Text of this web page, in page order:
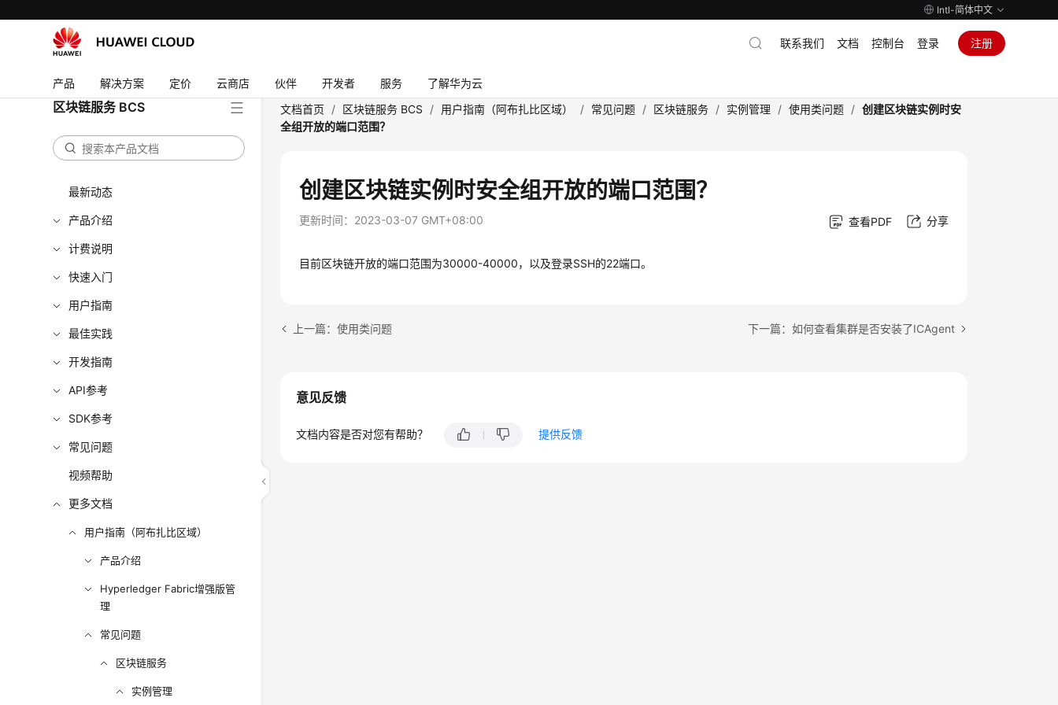
Intl-简体中文
产品 解决方案 定价 云商店 伙伴 开发者 服务 了解华为云
联系我们 文档 控制台 登录 注册
区块链服务 BCS
最新动态
产品介绍
计费说明
快速入门
用户指南
最佳实践
开发指南
API参考
SDK参考
常见问题
视频帮助
更多文档
用户指南（阿布扎比区域）
产品介绍
Hyperledger Fabric增强版管
理
常见问题
区块链服务
实例管理
文档首页 / 区块链服务 BCS / 用户指南（阿布扎比区域） / 常见问题 / 区块链服务 / 实例管理 / 使用类问题 / 创建区块链实例时安
全组开放的端口范围？
创建区块链实例时安全组开放的端口范围？
更新时间： 2023-03-07 GMT+08:00 查看PDF 分享
目前区块链开放的端口范围为30000-40000，以及登录SSH的22端口。
上一篇：使用类问题 下一篇：如何查看集群是否安装了ICAgent
意见反馈
文档内容是否对您有帮助？ 提供反馈